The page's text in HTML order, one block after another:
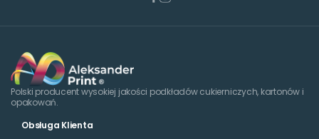
Polski producent wysokiej jakości podkładów cukierniczych, kartonów i
opakowań.
Obsługa Klienta